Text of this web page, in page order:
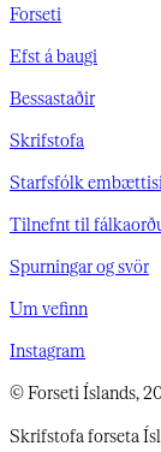
Forseti
Efst á baugi
Bessastaðir
Skrifstofa
Starfsfólk
Tilnefnt til
Spurningar og svör
Um vefinn
Instagram
© Forseti Íslands,
Skrifstofa forseta